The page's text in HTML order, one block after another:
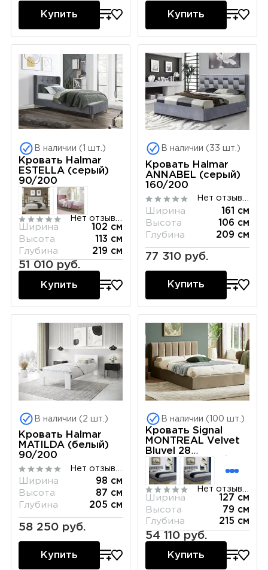
Купить Купить
В наличии (1 шт.)
Кровать Halmar
ESTELLA (серый)
90/200
Нет отзывов
Ширина
102 см
Высота
113 см
Глубина
219 см
51 010 руб.
Купить
В наличии (33 шт.)
Кровать Halmar
ANNABEL (серый)
160/200
Ширина
161 см
Высота
106 см
Глубина
209 см
77 310 руб.
Купить
В наличии (2 шт.)
Кровать Halmar
MATILDA (белый)
90/200
Ширина
98 см
Высота
87 см
Глубина
205 см
58 250 руб.
Купить
В наличии (100 шт.)
Кровать Signal
MONTREAL Velvet
Bluvel 28
(бежевый) 120/200
Ширина
127 см
Высота
79 см
Глубина
215 см
54 110 руб.
Купить